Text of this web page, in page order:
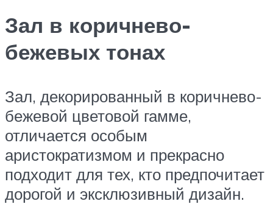
Зал в коричнево-
бежевых тонах
Зал, декорированный в коричнево-
бежевой цветовой гамме,
отличается особым
аристократизмом и прекрасно
подходит для тех, кто предпочитает
дорогой и эксклюзивный дизайн.